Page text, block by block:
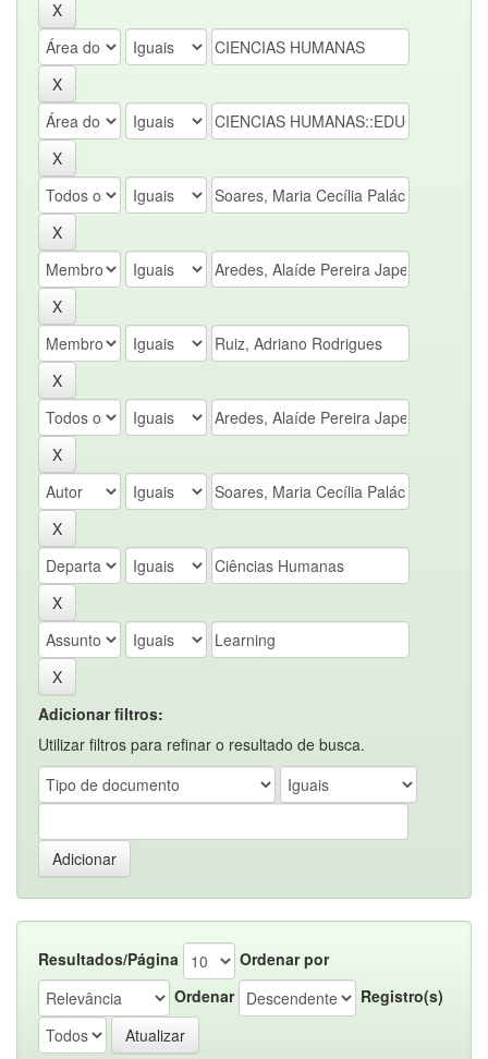
Adicionar filtros:
Utilizar filtros para refinar o resultado de busca.
Resultados/Página
Ordenar por
Ordenar
Registro(s)